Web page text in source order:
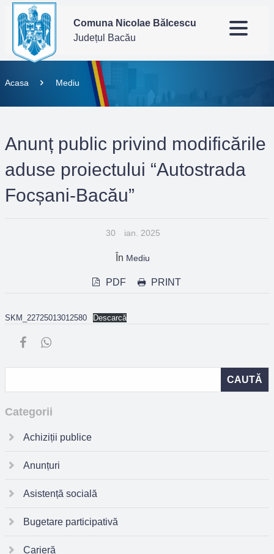
Comuna Nicolae Bălcescu
Județul Bacău
Acasa Mediu
Anunț public privind modificările
aduse proiectului “Autostrada
Focșani-Bacău”
30 ian. 2025
În Mediu
PDF PRINT
SKM_22725013012580 Descarcă
Categorii
Achiziții publice
Anunțuri
Asistență socială
Bugetare participativă
Carieră